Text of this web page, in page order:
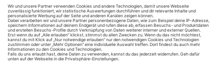
Datenschutzhinweise
Impressum
Privatsphäre-Einstellungen